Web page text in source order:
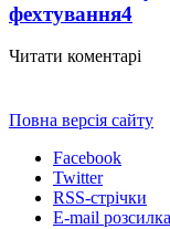
фехтування4
Читати коментарі
Повна версія сайту
Facebook
Twitter
RSS-стрічки
E-mail розсилка